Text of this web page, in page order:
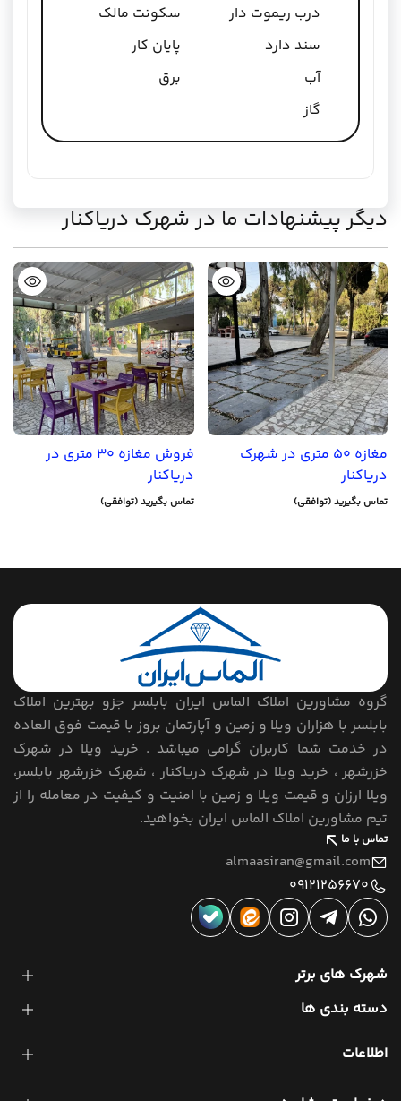
درب ریموت دار
سکونت مالک
سند دارد
پایان کار
آب
برق
گاز
دیگر پیشنهادات ما در شهرک دریاکنار
فروش مغازه 30 متری در
دریاکنار
تماس بگیرید (توافقی)
مغازه 50 متری در شهرک
دریاکنار
تماس بگیرید (توافقی)
گروه مشاورین املاک الماس ایران بابلسر جزو بهترین املاک
بابلسر با هزاران ویلا و زمین و آپارتمان بروز با قیمت فوق العاده
در خدمت شما کاربران گرامی میباشد . خرید ویلا در شهرک
خزرشهر ، خرید ویلا در شهرک دریاکنار ، شهرک خزرشهر بابلسر،
ویلا ارزان و قیمت ویلا و زمین با امنیت و کیفیت در معامله را از
تیم مشاورین املاک الماس ایران بخواهید.
تماس با ما
almaasiran@gmail.com
09121256670
شهرک های برتر
دسته بندی ها
اطلاعات